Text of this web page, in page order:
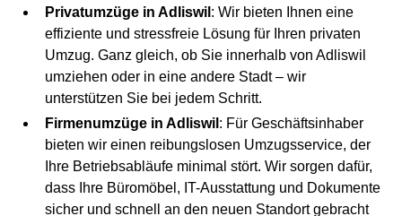
Privatumzüge in Adliswil : Wir bieten Ihnen eine
effiziente und stressfreie Lösung für Ihren privaten
Umzug. Ganz gleich, ob Sie innerhalb von Adliswil
umziehen oder in eine andere Stadt – wir
unterstützen Sie bei jedem Schritt.
Firmenumzüge in Adliswil : Für Geschäftsinhaber
bieten wir einen reibungslosen Umzugsservice, der
Ihre Betriebsabläufe minimal stört. Wir sorgen dafür,
dass Ihre Büromöbel, IT-Ausstattung und Dokumente
sicher und schnell an den neuen Standort gebracht